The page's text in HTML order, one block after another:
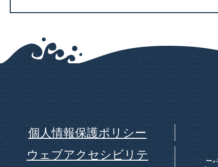
個人情報保護ポリシー
ウェブアクセシビリテ